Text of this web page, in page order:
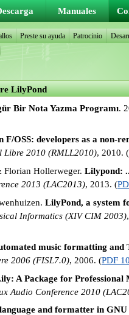
LilyPond
Bir Nota Yazma Programı.
F/OSS: developers as a non-
Libre 2010 (RMLL2010), 2010. (
Florian Hollerweger.Lilypond:
2013 (LAC2013), 2013. (
LilyPond, a system
Informatics (XIV CIM 2003)
music formatting and
2006 (FISL7.0), 2006. (PDF
A Package for Professional
Audio Conference 2010
and formatter in
Manuales
Preste su ayuda Patrocinio